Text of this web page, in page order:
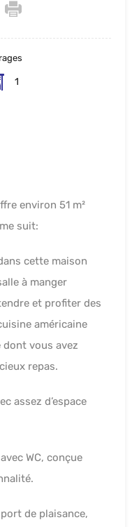
1
environ 51 m²
suit:
cette maison
à manger
et profiter des
américaine
dont vous avez
repas.
assez d’espace
WC, conçue
de plaisance,